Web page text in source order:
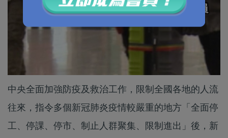
中央全面加強防疫及救治工作，限制全國各地的人流
往來，指令多個新冠肺炎疫情較嚴重的地方「全面停
工、停課、停市、制止人群聚集、限制進出」後，新